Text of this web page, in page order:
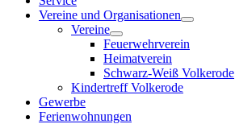
Vereine und Organisationen
Vereine
Feuerwehrverein
Heimatverein
Schwarz-Weiß Volkerode
Kindertreff Volkerode
Gewerbe
Ferienwohnungen